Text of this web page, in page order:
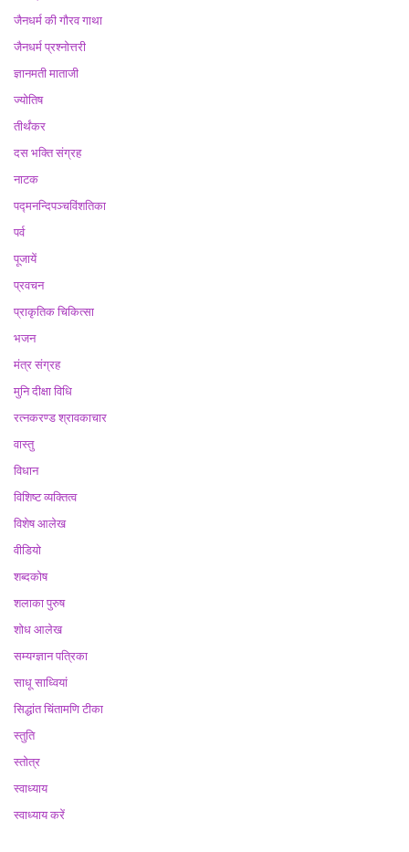
जैनधर्म की गौरव गाथा
जैनधर्म प्रश्नोत्तरी
ज्ञानमती माताजी
ज्योतिष
तीर्थंकर
दस भक्ति संग्रह
नाटक
पद्मनन्दिपञ्चविंशतिका
पर्व
पूजायें
प्रवचन
प्राकृतिक चिकित्सा
भजन
मंत्र संग्रह
मुनि दीक्षा विधि
रत्नकरण्ड श्रावकाचार
वास्तु
विधान
विशिष्ट व्यक्तित्व
विशेष आलेख
वीडियो
शब्दकोष
शलाका पुरुष
शोध आलेख
सम्यग्ज्ञान पत्रिका
साधू साध्वियां
सिद्धांत चिंतामणि टीका
स्तुति
स्तोत्र
स्वाध्याय
स्वाध्याय करें